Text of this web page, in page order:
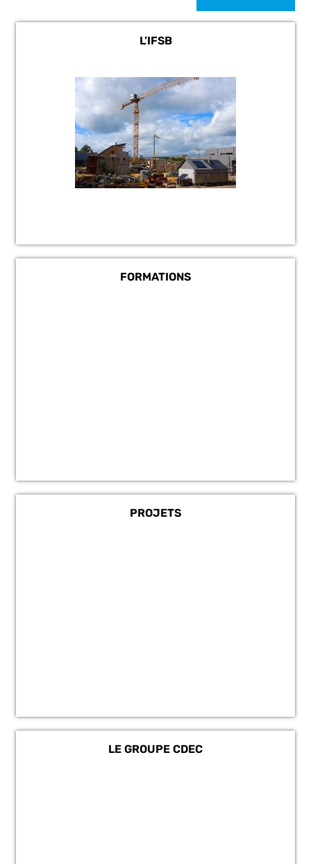
L’IFSB
FORMATIONS
PROJETS
LE GROUPE CDEC